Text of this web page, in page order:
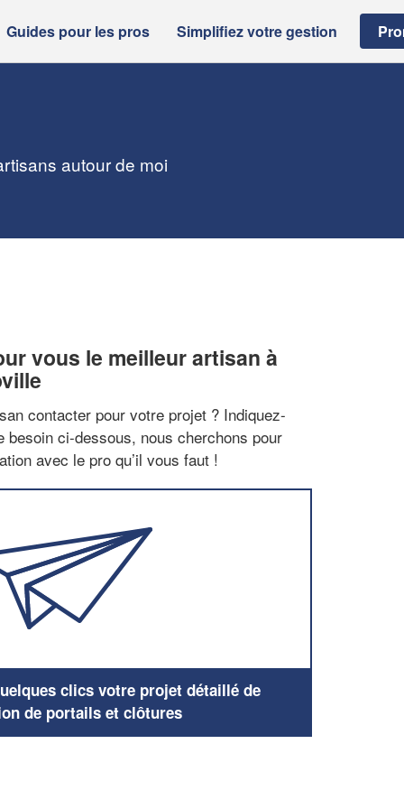
Guides pour les pros Simplifiez votre gestion
autour de moi
vous le meilleur artisan à
contacter pour votre projet ? Indiquez-
besoin ci-dessous, nous cherchons pour
avec le pro qu’il vous faut !
clics votre projet détaillé de
de portails et clôtures